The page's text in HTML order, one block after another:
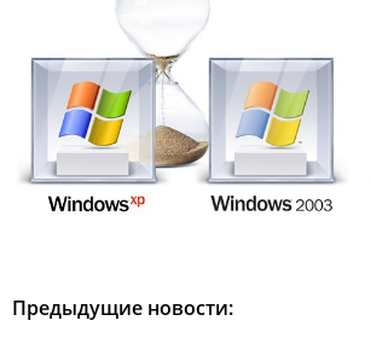
Предыдущие новости: